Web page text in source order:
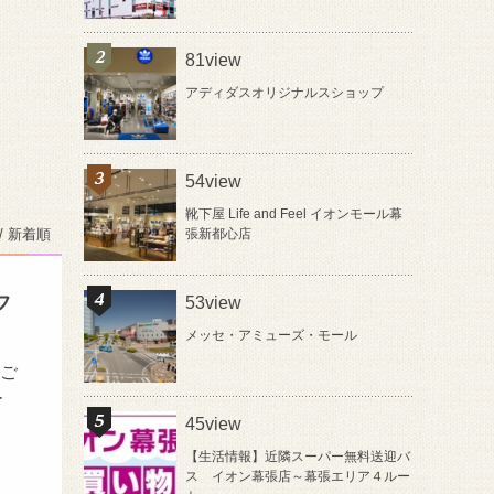
新着順
81view
アディダスオリジナルスショップ
54view
靴下屋 Life and Feel イオンモール幕
張新都心店
53view
メッセ・アミューズ・モール
45view
【生活情報】近隣スーパー無料送迎バ
ス イオン幕張店～幕張エリア４ルー